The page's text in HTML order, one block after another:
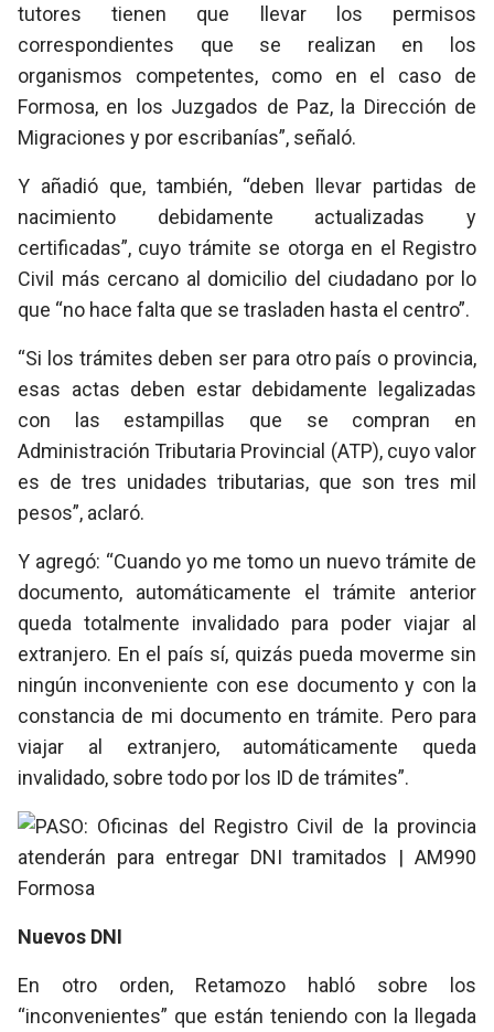
tutores tienen que llevar los permisos
correspondientes que se realizan en los
organismos competentes, como en el caso de
Formosa, en los Juzgados de Paz, la Dirección de
Migraciones y por escribanías”, señaló.
Y añadió que, también, “deben llevar partidas de
nacimiento debidamente actualizadas y
certificadas”, cuyo trámite se otorga en el Registro
Civil más cercano al domicilio del ciudadano por lo
que “no hace falta que se trasladen hasta el centro”.
“Si los trámites deben ser para otro país o provincia,
esas actas deben estar debidamente legalizadas
con las estampillas que se compran en
Administración Tributaria Provincial (ATP), cuyo valor
es de tres unidades tributarias, que son tres mil
pesos”, aclaró.
Y agregó: “Cuando yo me tomo un nuevo trámite de
documento, automáticamente el trámite anterior
queda totalmente invalidado para poder viajar al
extranjero. En el país sí, quizás pueda moverme sin
ningún inconveniente con ese documento y con la
constancia de mi documento en trámite. Pero para
viajar al extranjero, automáticamente queda
invalidado, sobre todo por los ID de trámites”.
Nuevos DNI
En otro orden, Retamozo habló sobre los
“inconvenientes” que están teniendo con la llegada